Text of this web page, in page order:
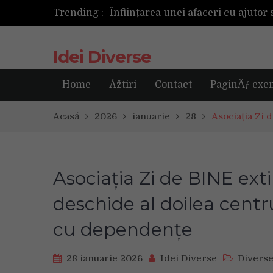
Trending :
Următoarea fotografie poate fi
Idei Diverse
Home Åžtiri Contact PaginÄƒ
Acasă 2026 ianuarie 28 Asociația Zi
Asociația Zi de BINE
deschide al doilea
cu dependențe
28 ianuarie 2026 Idei Diverse Diverse